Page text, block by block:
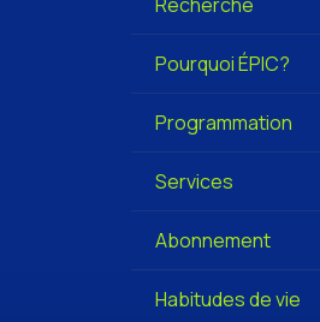
Pourquoi ÉPIC?
Programmation
Services
Abonnement
Habitudes de vie